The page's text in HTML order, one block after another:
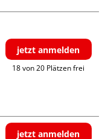
jetzt anmelden
18 von 20 Plätzen frei
jetzt anmelden